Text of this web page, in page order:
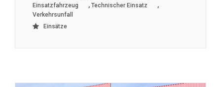
Einsatzfahrzeug , Technischer Einsatz ,
Verkehrsunfall
Einsätze